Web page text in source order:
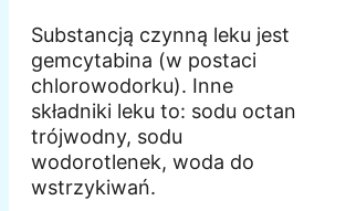
Substancją czynną leku jest
gemcytabina (w postaci
chlorowodorku). Inne
składniki leku to: sodu octan
trójwodny, sodu
wodorotlenek, woda do
wstrzykiwań.